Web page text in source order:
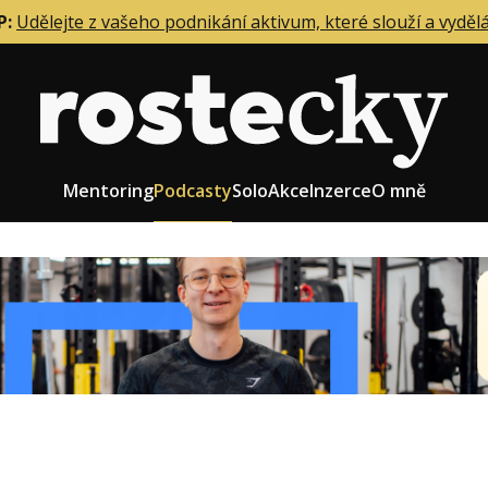
Udělejte z vašeho podnikání aktivum, které slouží a
MentoringPodcastySoloAkceInzerceO mně
firmy
zaměstnanců
Role zakladatele/CEO
Růst firmy